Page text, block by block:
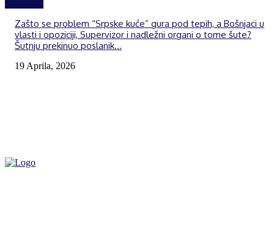
Zašto se problem “Srpske kuće” gura pod tepih, a Bošnjaci u
vlasti i opoziciji, Supervizor i nadležni organi o tome šute?
Šutnju prekinuo poslanik...
19 Aprila, 2026